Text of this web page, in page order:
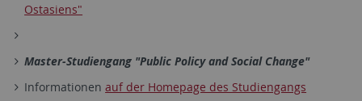
Ostasiens"
Master-Studiengang "Public Policy and Social Change"
Informationenauf der Homepage des Studiengangs